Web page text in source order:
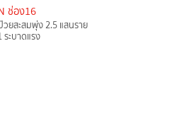
ช่อง16
ยสะสมพุ่ง 2.5 แสนราย
ะบาดแรง